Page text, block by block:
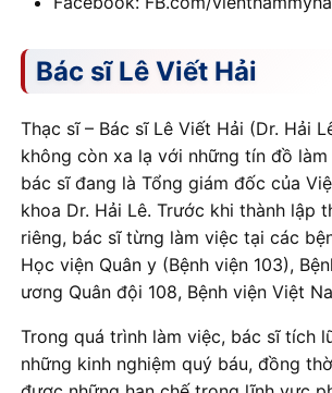
Bác sĩ Lê Viết Hải
Thạc sĩ – Bác sĩ Lê Viết Hải (Dr. Hải
không còn xa lạ với những tín đồ
bác sĩ đang là Tổng giám đốc của
khoa Dr. Hải Lê. Trước khi thành lập
riêng, bác sĩ từng làm việc tại các
Học viện Quân y (Bệnh viện 103),
ương Quân đội 108, Bệnh viện Việt
Trong quá trình làm việc, bác sĩ tích
những kinh nghiệm quý báu, đồng